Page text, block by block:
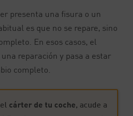
presenta una fisura o un
es que no se repare, sino
En esos casos, el
reparación y pasa a estar
completo.
cárter de tu coche, acude a